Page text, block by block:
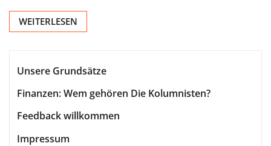
WEITERLESEN
Unsere Grundsätze
Finanzen: Wem gehören Die Kolumnisten?
Feedback willkommen
Impressum